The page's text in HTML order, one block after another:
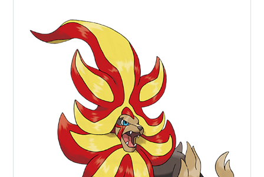
第6世代『X・Y』では、メガシンカを獲得した。『X』
では、通信交換でないとメガストーンが入手できない。
No.214
ジョウト図鑑 HGSS No.114
No.168